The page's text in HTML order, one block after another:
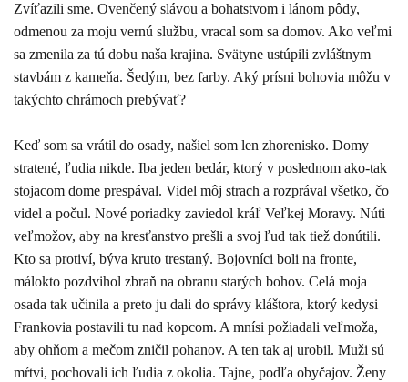
Zvíťazili sme. Ovenčený slávou a bohatstvom i lánom pôdy,
odmenou za moju vernú službu, vracal som sa domov. Ako veľmi
sa zmenila za tú dobu naša krajina. Svätyne ustúpili zvláštnym
stavbám z kameňa. Šedým, bez farby. Aký prísni bohovia môžu v
takýchto chrámoch prebývať?
Keď som sa vrátil do osady, našiel som len zhorenisko. Domy
stratené, ľudia nikde. Iba jeden bedár, ktorý v poslednom ako-tak
stojacom dome prespával. Videl môj strach a rozprával všetko, čo
videl a počul. Nové poriadky zaviedol kráľ Veľkej Moravy. Núti
veľmožov, aby na kresťanstvo prešli a svoj ľud tak tiež donútili.
Kto sa protiví, býva kruto trestaný. Bojovníci boli na fronte,
málokto pozdvihol zbraň na obranu starých bohov. Celá moja
osada tak učinila a preto ju dali do správy kláštora, ktorý kedysi
Frankovia postavili tu nad kopcom. A mnísi požiadali veľmoža,
aby ohňom a mečom zničil pohanov. A ten tak aj urobil. Muži sú
mŕtvi, pochovali ich ľudia z okolia. Tajne, podľa obyčajov. Ženy